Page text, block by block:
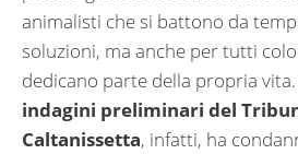
animalisti che si battono da
soluzioni, ma anche per tutti
dedicano parte della propria
indagini preliminari del
Caltanissetta, infatti, ha